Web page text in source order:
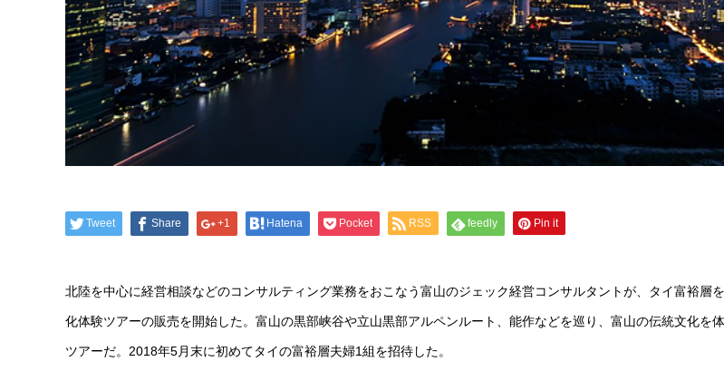
Tweet Share +1 Hatena Pocket RSS feedly Pin it
北陸を中心に経営相談などのコンサルティング業務をおこなう富山のジェック経営コンサルタントが、タイ富裕層
化体験ツアーの販売を開始した。富山の黒部峡谷や立山黒部アルペンルート、能作などを巡り、富山の伝統文化を
ツアーだ。2018年5月末に初めてタイの富裕層夫婦1組を招待した。